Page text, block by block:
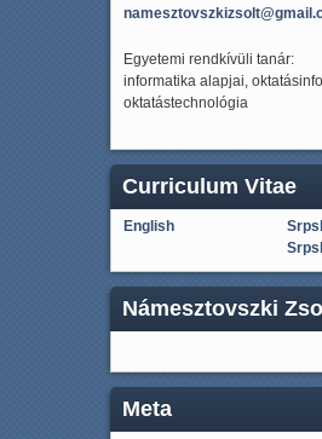
Egyetemi rendkívüli tanár:
informatika alapjai,
oktatástechnológia
Curriculum Vitae
English
Námesztovszki
Meta